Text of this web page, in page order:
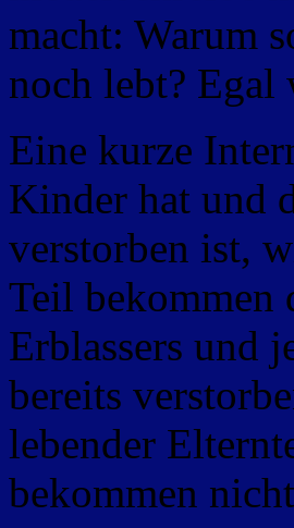
macht: Warum
noch lebt? Egal
Eine kurze
Kinder hat und
verstorben ist,
Teil bekommen
Erblassers und
bereits
lebender
bekommen